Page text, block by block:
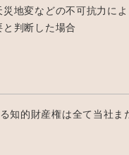
地変などの不可抗力に
判断した場合
知的財産権は全て当社